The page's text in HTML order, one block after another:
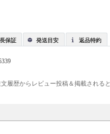
保証 発送目安 返品特約
履歴からレビュー投稿＆掲載されると